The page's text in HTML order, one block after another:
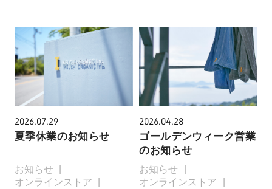
2026.07.29
夏季休業のお知らせ
お知らせ
オンラインストア
2026.04.28
ゴールデンウィーク営業
のお知らせ
お知らせ
オンラインストア